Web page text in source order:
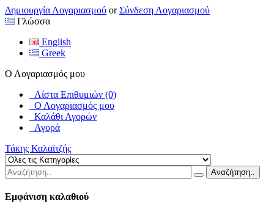
Δημιουργία Λογαριασμού orΣύνδεση Λογαριασμού
Γλώσσα
English
Greek
Ο Λογαριασμός μου
Λίστα Επιθυμιών (0)
Ο Λογαριασμός μου
Καλάθι Αγορών
Αγορά
Τάκης Καλαϊτζής
Αναζήτηση..
Εμφάνιση καλαθιού